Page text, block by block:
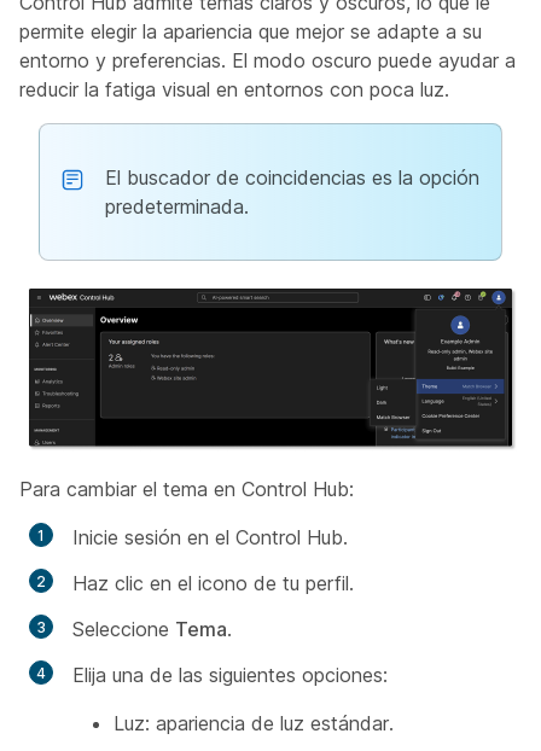
permite elegir la apariencia que mejor se adapte a su
entorno y preferencias. El modo oscuro puede ayudar a
reducir la fatiga visual en entornos con poca luz.
El buscador de coincidencias es la opción
predeterminada.
Para cambiar el tema en Control Hub:
Inicie sesión en el Control Hub.
Haz clic en el icono de tu perfil.
Seleccione Tema.
Elija una de las siguientes opciones:
Luz: apariencia de luz estándar.